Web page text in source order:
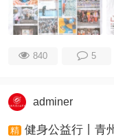
840 5
adminer
精 健身公益行丨青